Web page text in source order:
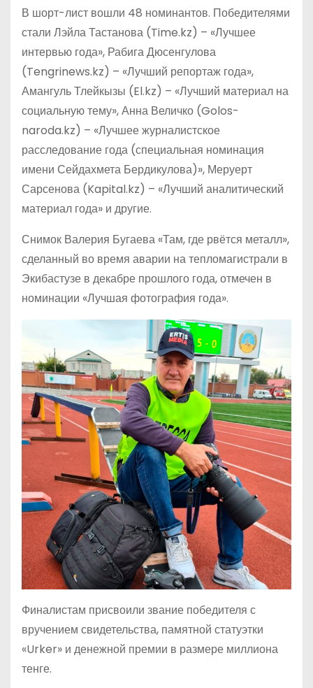
В шорт-лист вошли 48 номинантов. Победителями
стали Лэйла Тастанова (Time.kz) – «Лучшее
интервью года», Рабига Дюсенгулова
(Tengrinews.kz) – «Лучший репортаж года»,
Амангуль Тлейкызы (El.kz) – «Лучший материал на
социальную тему», Анна Величко (Golos-
naroda.kz) – «Лучшее журналистское
расследование года (специальная номинация
имени Сейдахмета Бердикулова)», Меруерт
Сарсенова (Kapital.kz) – «Лучший аналитический
материал года» и другие.
Снимок Валерия Бугаева «Там, где рвётся металл»,
сделанный во время аварии на тепломагистрали в
Экибастузе в декабре прошлого года, отмечен в
номинации «Лучшая фотография года».
Финалистам присвоили звание победителя с
вручением свидетельства, памятной статуэтки
«Urker» и денежной премии в размере миллиона
тенге.